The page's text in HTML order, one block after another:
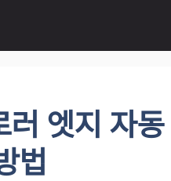
러 엣지 자
법